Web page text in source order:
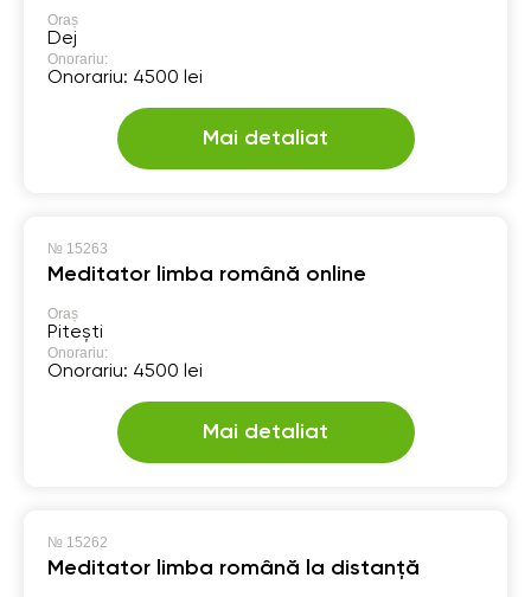
Oraș
Dej
Onorariu:
Onorariu: 4500 lei
Mai detaliat
№ 15263
Meditator limba română online
Oraș
Pitești
Onorariu:
Onorariu: 4500 lei
Mai detaliat
№ 15262
Meditator limba română la distanță